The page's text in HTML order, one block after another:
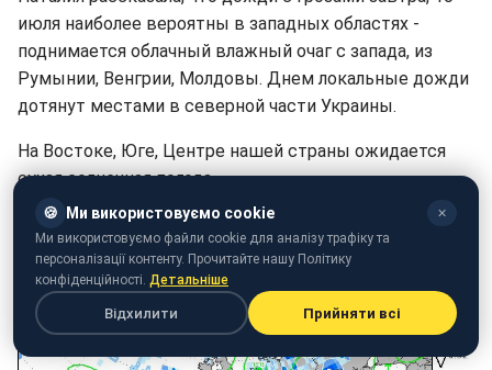
июля наиболее вероятны в западных областях -
поднимается облачный влажный очаг с запада, из
Румынии, Венгрии, Молдовы. Днем локальные дожди
дотянут местами в северной части Украины.
На Востоке, Юге, Центре нашей страны ожидается
сухая солнечная погода.
🍪 Ми використовуємо cookie ✕
Ми використовуємо файли cookie для аналізу трафіку та
персоналізації контенту. Прочитайте нашу Політику
конфіденційності. Детальніше
Відхилити Прийняти всі